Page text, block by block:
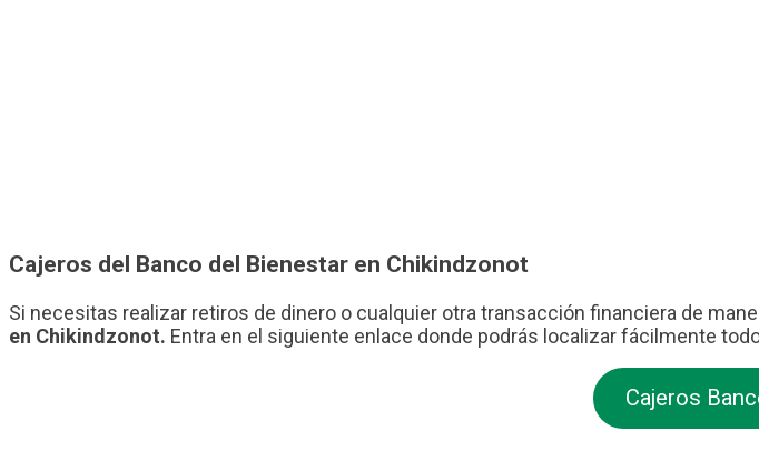
Cajeros del Banco del Bienestar en Chikindzonot
Si necesitas realizar retiros de dinero o cualquier otra transacción financiera de
en Chikindzonot. Entra en el siguiente enlace donde podrás localizar fácilmente
Cajeros